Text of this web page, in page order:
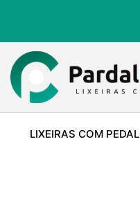
LIXEIRAS COM PEDAL